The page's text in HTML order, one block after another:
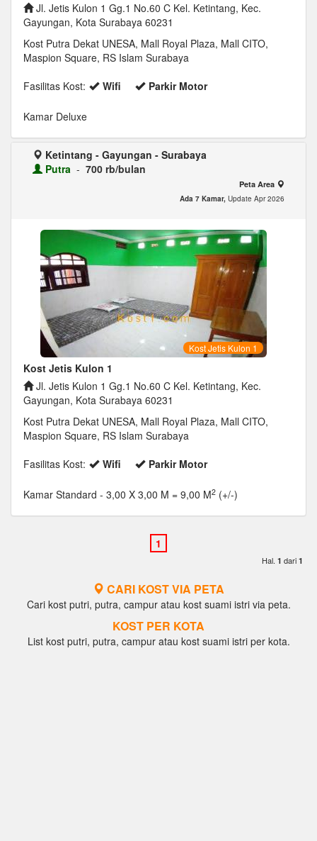
Jl. Jetis Kulon 1 Gg.1 No.60 C Kel. Ketintang, Kec.
Gayungan, Kota Surabaya 60231
Kost Putra Dekat UNESA, Mall Royal Plaza, Mall CITO,
Maspion Square, RS Islam Surabaya
Fasilitas Kost:
Wifi Parkir Motor
Kamar Deluxe
Ketintang - Gayungan - Surabaya
Putra - 700 rb/bulan
Peta Area
Ada 7 Kamar, Update Apr 2026
Kost Jetis Kulon 1
Kost Jetis Kulon 1
Jl. Jetis Kulon 1 Gg.1 No.60 C Kel. Ketintang, Kec.
Gayungan, Kota Surabaya 60231
Kost Putra Dekat UNESA, Mall Royal Plaza, Mall CITO,
Maspion Square, RS Islam Surabaya
Fasilitas Kost:
Wifi Parkir Motor
Kamar Standard - 3,00 X 3,00 M = 9,00 M2 (+/-)
Hal. 1 dari 1
CARI KOST VIA PETA
Cari kost putri, putra, campur atau kost suami istri via peta.
KOST PER KOTA
List kost putri, putra, campur atau kost suami istri per kota.